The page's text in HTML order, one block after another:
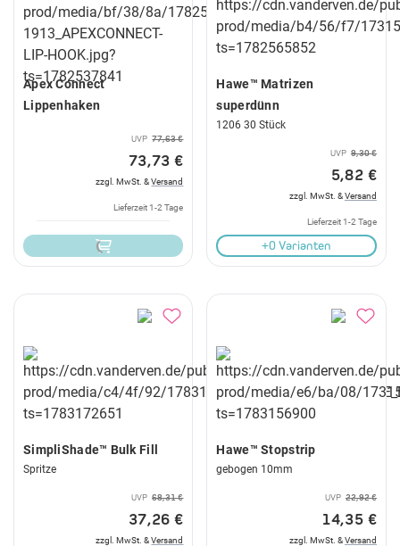
Apex Connect
Lippenhaken
UVP 77,63 €
73,73 €
zzgl. MwSt. &Versand
Lieferzeit 1-2 Tage
Hawe™ Matrizen
superdünn
1206 30 Stück
UVP 9,30 €
5,82 €
zzgl. MwSt. &Versand
Lieferzeit 1-2 Tage
+0 Varianten
SimpliShade™ Bulk Fill
Spritze
UVP 68,31 €
37,26 €
zzgl. MwSt. &Versand
Hawe™ Stopstrip
gebogen 10mm
UVP 22,92 €
14,35 €
zzgl. MwSt. &Versand